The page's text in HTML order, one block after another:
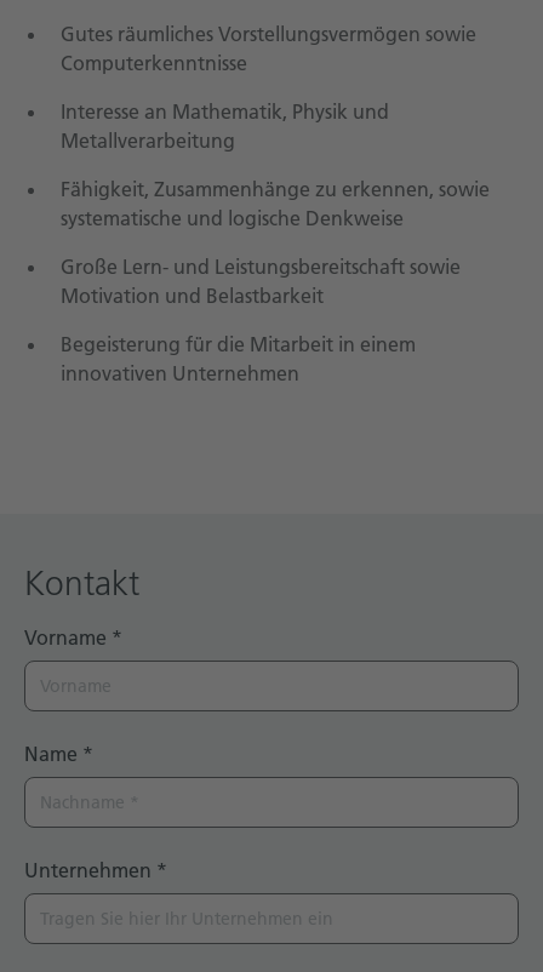
Gutes räumliches Vorstellungsvermögen sowie
Computerkenntnisse
Interesse an Mathematik, Physik und
Metallverarbeitung
Fähigkeit, Zusammenhänge zu erkennen, sowie
systematische und logische Denkweise
Große Lern- und Leistungsbereitschaft sowie
Motivation und Belastbarkeit
Begeisterung für die Mitarbeit in einem
innovativen Unternehmen
Kontakt
Vorname *
Name *
Unternehmen *